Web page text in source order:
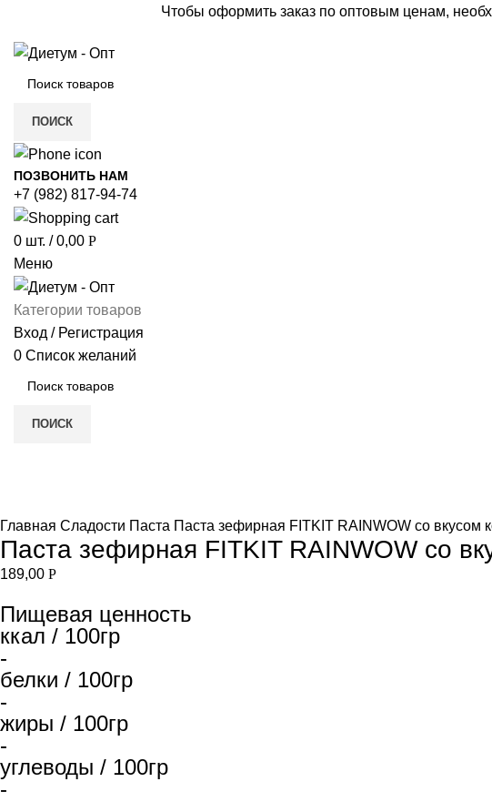
Чтобы оформить заказ по оптовым ценам,
ПОИСК
ПОЗВОНИТЬ НАМ
+7 (982) 817-94-74
0 шт. / 0,00 Р
Меню
Категории товаров
Вход / Регистрация
0 Список желаний
ПОИСК
Главная Сладости Паста Паста зефирная FITKIT RAINWOW со вкусом
Паста зефирная FITKIT RAINWOW со
189,00 Р
Пищевая ценность
ккал / 100гр
-
белки / 100гр
-
жиры / 100гр
-
углеводы / 100гр
-